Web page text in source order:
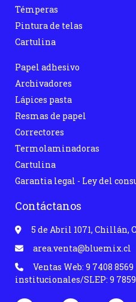
Témperas
Pintura de telas
Cartulina
Papel adhesivo
Archivadores
Lápices pasta
Resmas de papel
Correctores
Termolaminadoras
Cartulina
Garantia legal - Ley del
Contáctanos
5 de Abril 1071, Chillán,
area.venta@bluemix.cl
Ventas Web: 9 7408
institucionales/SLEP: 9